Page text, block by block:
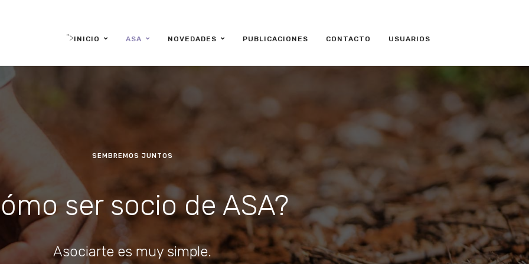
">INICIO ASA NOVEDADES PUBLICACIONES CONTACTO USUARIOS
SEMBREMOS JUNTOS
ser socio de ASA?
Asociarte es muy simple.